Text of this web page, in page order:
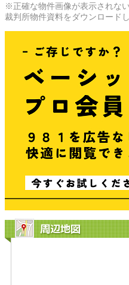
※正確な物件画像が表示されな
裁判所物件資料をダウンロード
周辺地図